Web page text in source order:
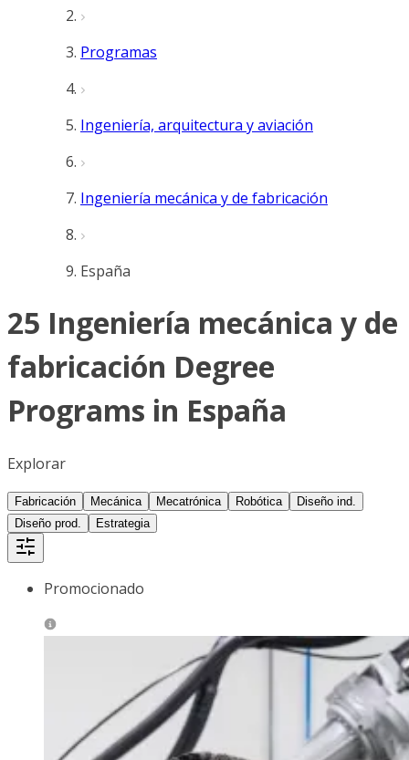
Programas
Ingeniería, arquitectura y aviación
Ingeniería mecánica y de fabricación
España
25 Ingeniería mecánica y de
fabricación Degree
Programs in España
Explorar
Fabricación Mecánica Mecatrónica Robótica
Diseño ind.
Diseño prod.
Estrategia
Promocionado